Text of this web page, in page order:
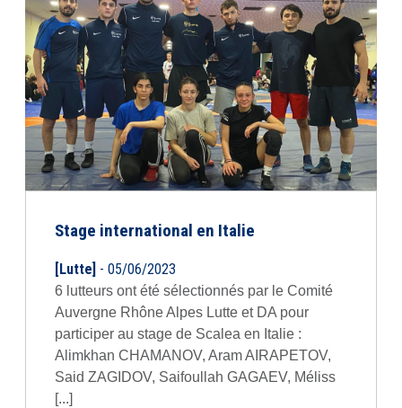
Stage international en Italie
[Lutte] - 05/06/2023
6 lutteurs ont été sélectionnés par le Comité
Auvergne Rhône Alpes Lutte et DA pour
participer au stage de Scalea en Italie :
Alimkhan CHAMANOV, Aram AIRAPETOV,
Said ZAGIDOV, Saifoullah GAGAEV, Méliss
[...]